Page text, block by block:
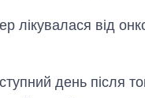
лікувалася від
день після